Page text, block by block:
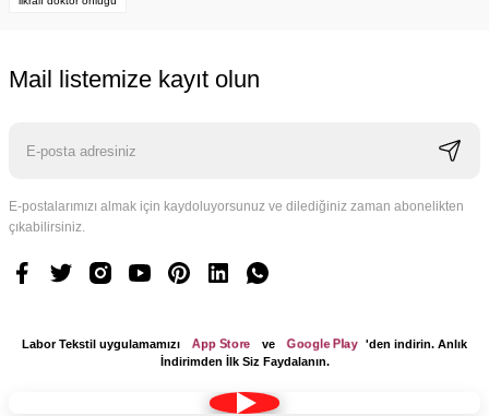
Pantolon Erkek Terikoton Kumaş Beli Lastikli
Mail listemize kayıt olun
E-postalarımızı almak için kaydoluyorsunuz ve dilediğiniz zaman abonelikten
çıkabilirsiniz.
Labor Tekstil uygulamamızı App Store ve Google Play 'den indirin. Anlık
İndirimden İlk Siz Faydalanın.